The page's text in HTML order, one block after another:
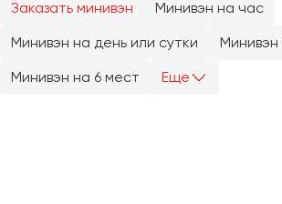
Заказать минивэн
Минивэн на час
Минивэн на день или сутки
Минивэн на 6 мест
Еще
Феодосия